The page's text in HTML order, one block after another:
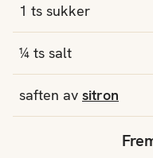
1 ts sukker
¼ ts salt
saften av sitron